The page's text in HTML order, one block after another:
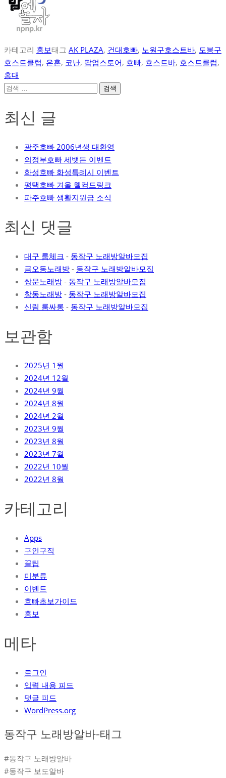
카테고리 홍보태그 AK PLAZA, 건대호빠, 노원구호스트바, 도봉구
호스트클럽, 은혼, 코난, 팝업스토어, 호빠, 호스트바, 호스트클럽,
홍대
검
최신 글
광주호빠 2006년생 대환영
의정부호빠 세뱃돈 이벤트
화성호빠 화성특례시 이벤트
평택호빠 겨울 웰컴드링크
파주호빠 생활지원금 소식
최신 댓글
대구 룸체크 - 동작구 노래방알바모집
금오동노래방 - 동작구 노래방알바모집
쌍문노래방 - 동작구 노래방알바모집
창동노래방 - 동작구 노래방알바모집
신림 룸싸롱 - 동작구 노래방알바모집
보관함
2025년 1월
2024년 12월
2024년 9월
2024년 8월
2024년 2월
2023년 9월
2023년 8월
2023년 7월
2022년 10월
2022년 8월
카테고리
Apps
구인구직
꿀팁
미분류
이벤트
호빠초보가이드
홍보
메타
로그인
입력 내용 피드
댓글 피드
WordPress.org
동작구 노래방알바-태그
#동작구 노래방알바
#동작구 보도알바